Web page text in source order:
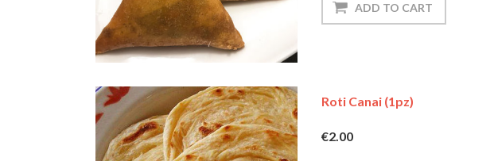
Roti Canai (1pz)
€2.00